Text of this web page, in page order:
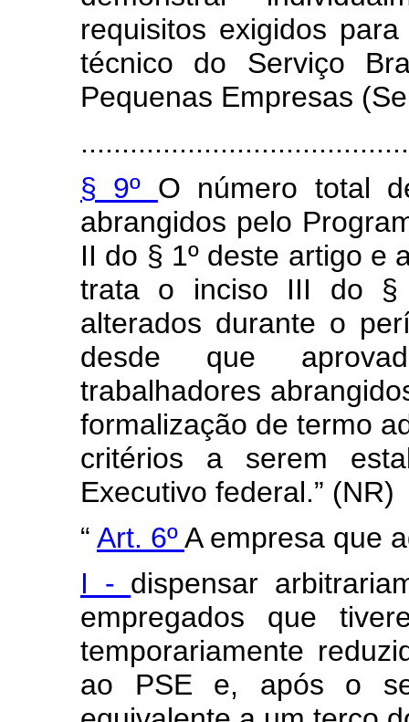
requisitos exigidos
técnico do Serviço
Pequenas Empresas
§ 9º O número total
abrangidos pelo
II do § 1º deste artigo e
trata o inciso III do §
alterados durante o
desde que
trabalhadores
formalização de termo
critérios a serem
Executivo federal.” (NR)
“ Art. 6ºA empresa que
I - dispensar
empregados que
temporariamente
ao PSE e, após o